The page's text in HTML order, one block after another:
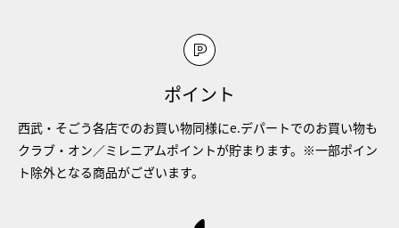
ポイント
西武・そごう各店でのお買い物同様にe.デパートでのお買い物も
クラブ・オン／ミレニアムポイントが貯まります。※一部ポイン
ト除外となる商品がございます。